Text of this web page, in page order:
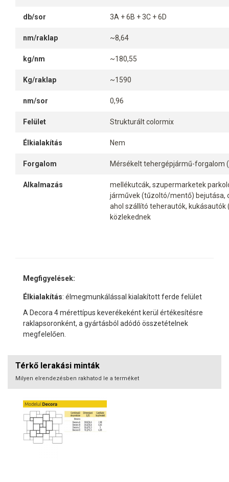
db/sor 3A + 6B + 3C + 6D
nm/raklap ~8,64
kg/nm ~180,55
Kg/raklap ~1590
nm/sor 0,96
Felület Strukturált colormix
Élkialakítás Nem
Forgalom Mérsékelt tehergépjármű-forgalom
Alkalmazás
mellékutcák, szupermarketek
járművek (tűzoltó/mentő) bejutása,
ahol szállító teherautók, kukásautók
közlekednek
Megfigyelések:
Élkialakítás: élmegmunkálással kialakított ferde felület
A Decora 4 mérettípus keverékeként kerül értékesítésre
raklapsoronként, a gyártásból adódó összetételnek
megfelelően.
Térkő lerakási minták
Milyen elrendezésben rakhatod le a terméket